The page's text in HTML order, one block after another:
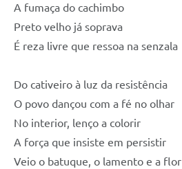
A fumaça do cachimbo
Preto velho já soprava
É reza livre que ressoa na senzala
Do cativeiro à luz da resistência
O povo dançou com a fé no olhar
No interior, lenço a colorir
A força que insiste em persistir
Veio o batuque, o lamento e a flor